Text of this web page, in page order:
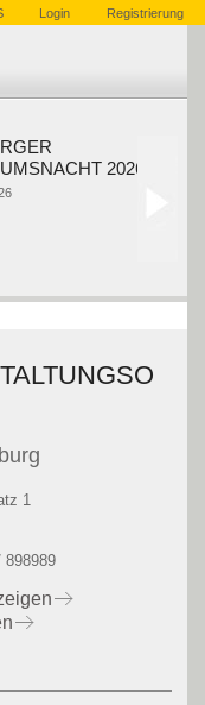
Login Registrierung
2026
1
898989